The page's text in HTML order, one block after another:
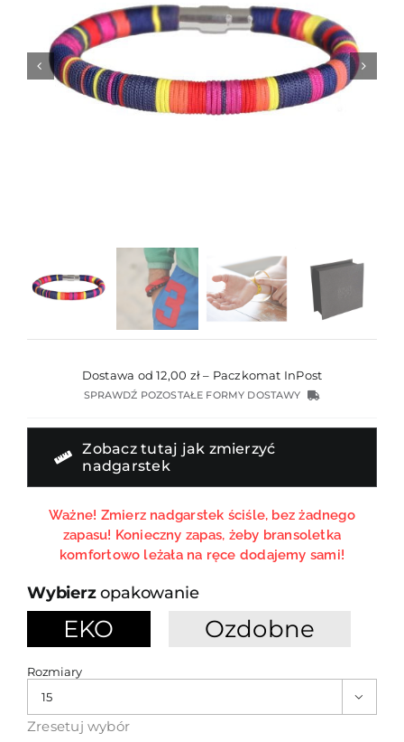
Dostawa od 12,00 zł – Paczkomat InPost
SPRAWDŹ POZOSTAŁE FORMY DOSTAWY
Zobacz tutaj jak zmierzyć
nadgarstek
Ważne! Zmierz nadgarstek ściśle, bez żadnego
zapasu! Konieczny zapas, żeby bransoletka
komfortowo leżała na ręce dodajemy sami!
opakowanie
EKO Ozdobne
Rozmiary

Zresetuj wybór